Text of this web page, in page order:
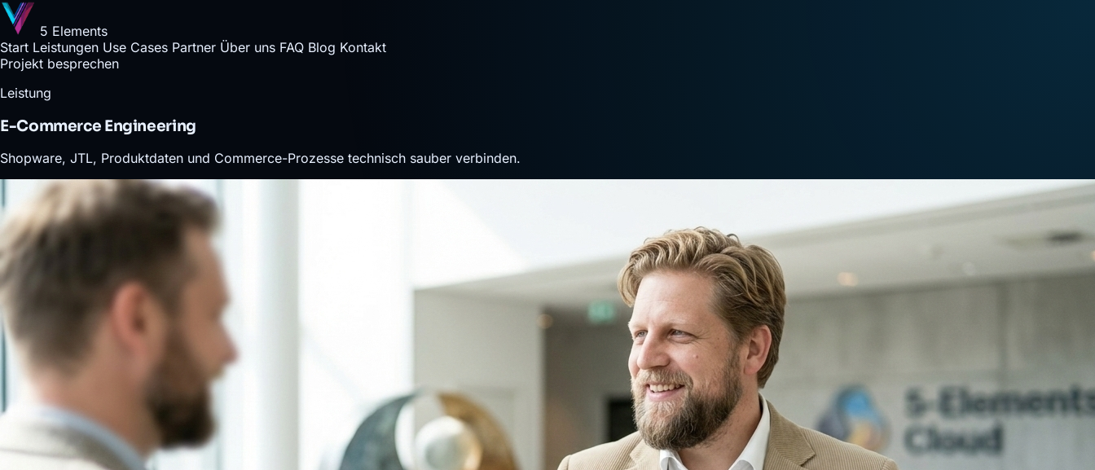
5 Elements
Start Leistungen Use Cases Partner Über uns FAQ Blog Kontakt
Projekt besprechen
Leistung
E-Commerce Engineering
Shopware, JTL, Produktdaten und Commerce-Prozesse technisch sauber verbinden.